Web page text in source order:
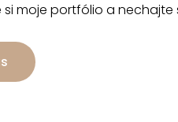
si moje portfólio a nechajte